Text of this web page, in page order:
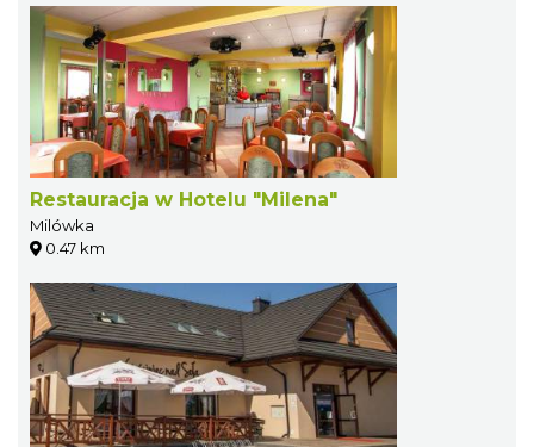
Restauracja w Hotelu "Milena"
Milówka
0.47 km